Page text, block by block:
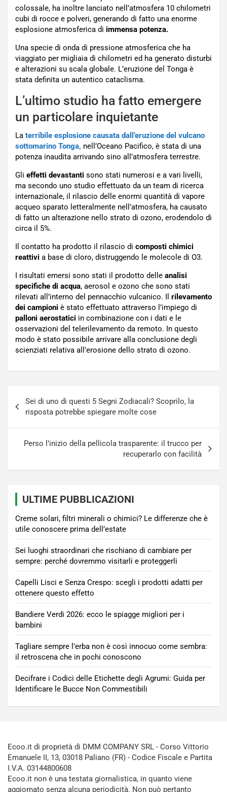
colossale, ha inoltre lanciato nell’atmosfera 10 chilometri
cubi di rocce e polveri, generando di fatto una enorme
esplosione atmosferica di immensa potenza.
Una specie di onda di pressione atmosferica che ha
viaggiato per migliaia di chilometri ed ha generato disturbi
e alterazioni su scala globale. L’eruzione del Tonga è
stata definita un autentico cataclisma.
L’ultimo studio ha fatto emergere
un particolare inquietante
La terribile esplosione causata dall’eruzione del vulcano
sottomarino Tonga, nell’Oceano Pacifico, è stata di una
potenza inaudita arrivando sino all’atmosfera terrestre.
Gli effetti devastanti sono stati numerosi e a vari livelli,
ma secondo uno studio effettuato da un team di ricerca
internazionale, il rilascio delle enormi quantità di vapore
acqueo sparato letteralmente nell’atmosfera, ha causato
di fatto un alterazione nello strato di ozono, erodendolo di
circa il 5%.
Il contatto ha prodotto il rilascio di composti chimici
reattivi a base di cloro, distruggendo le molecole di O3.
I risultati emersi sono stati il prodotto delle analisi
specifiche di acqua, aerosol e ozono che sono stati
rilevati all’interno del pennacchio vulcanico. Il
rilevamento
dei campioni è stato effettuato attraverso l’impiego di
palloni aerostatici in combinazione con i dati e le
osservazioni del telerilevamento da remoto. In questo
modo è stato possibile arrivare alla conclusione degli
scienziati relativa all’erosione dello strato di ozono.
articoli
Sei di uno di questi 5 Segni Zodiacali? Scoprilo, la
risposta potrebbe spiegare molte cose
Perso l’inizio della pellicola trasparente: il trucco per
recuperarlo con facilità
ULTIME PUBBLICAZIONI
Creme solari, filtri minerali o chimici? Le differenze che è
utile conoscere prima dell’estate
Sei luoghi straordinari che rischiano di cambiare per
sempre: perché dovremmo visitarli e proteggerli
Capelli Lisci e Senza Crespo: scegli i prodotti adatti per
ottenere questo effetto
Bandiere Verdi 2026: ecco le spiagge migliori per i
bambini
Tagliare sempre l’erba non è così innocuo come sembra:
il retroscena che in pochi conoscono
Decifrare i Codici delle Etichette degli Agrumi: Guida per
Identificare le Bucce Non Commestibili
Ecoo.it di proprietà di DMM COMPANY SRL - Corso Vittorio
Emanuele II, 13, 03018 Paliano (FR) - Codice Fiscale e Partita
I.V.A. 03144800608
Ecoo.it non è una testata giornalistica, in quanto viene
aggiornato senza alcuna periodicità. Non può pertanto